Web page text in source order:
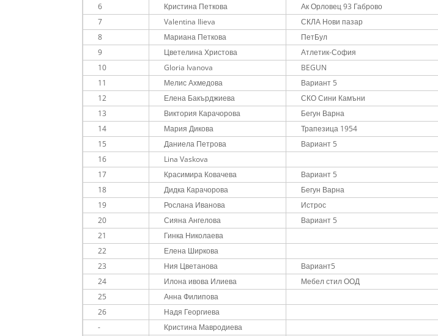
6
Кристина Петкова Ак Орловец 93 Габрово
7
Valentina Ilieva СКЛА Нови пазар
8
Мариана Петкова ПетБул
9
Цветелина Христова Атлетик-София
10
Gloria Ivanova BEGUN
11
Мелис Ахмедова Вариант 5
12
Елена Бакърджиева СКО Сини Камъни
13
Виктория Карачорова Бегун Варна
14
Мария Дикова Трапезица 1954
15
Даниела Петрова Вариант 5
16
Lina Vaskova
17
Красимира Ковачева Вариант 5
18
Дидка Карачорова Бегун Варна
19
Рослана Иванова Истрос
20
Сияна Ангелова Вариант 5
21
Гинка Николаева
22
Елена Ширкова
23
Ния Цветанова Вариант5
24
Илона ивова Илиева Мебел стил ООД
25
Анна Филипова
26
Надя Георгиева
-
Кристина Мавродиева